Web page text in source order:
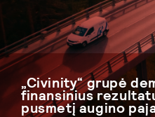
„Civinity“ grupė
finansinius
pusmetį augino